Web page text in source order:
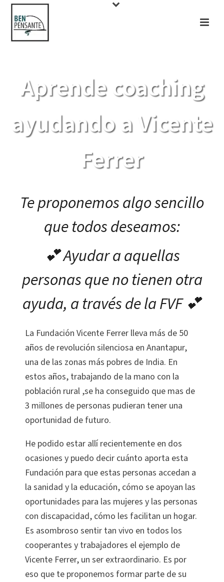
Aprende coaching
ayudando a Vicente
Ferrer
Te proponemos algo sencillo
que todos deseamos:
💕 Ayudar a aquellas
personas que no tienen otra
ayuda, a través de la FVF 💕
La Fundación Vicente Ferrer lleva más de 50
años de revolución silenciosa en Anantapur,
una de las zonas más pobres de India. En
estos años, trabajando de la mano con la
población rural ,se ha conseguido que mas de
3 millones de personas pudieran tener una
oportunidad de futuro.
He podido estar allí recientemente en dos
ocasiones y puedo decir cuánto aporta esta
Fundación para que estas personas accedan a
la sanidad y la educación, cómo se apoyan las
oportunidades para las mujeres y las personas
con discapacidad, cómo les facilitan un hogar.
Es asombroso sentir tan vivo en todos los
cooperantes y trabajadores el ejemplo de
Vicente Ferrer, un ser extraordinario. Es por
eso que te proponemos formar parte de su